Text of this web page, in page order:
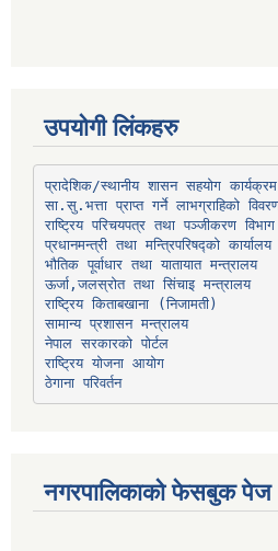
उपयोगी लिंकहरु
प्रादेशिक/स्थानीय शासन सहयोग कार्यक्रम
राष्ट्रिय परिचयपत्र तथा पञ्‍जीकरण विभाग
प्रधानमन्त्री तथा मन्त्रिपरिषद्को कार्यालय
भौतिक पूर्वाधार तथा यातायात मन्त्रालय
ऊर्जा,जलस्रोत तथा सिंचाइ मन्त्रालय
सामान्य प्रशासन मन्त्रालय
नेपाल सरकारको पोर्टल
राष्ट्रिय योजना आयोग
ठेगाना परिवर्तन
नगरपालिकाको फेसबुक पेज